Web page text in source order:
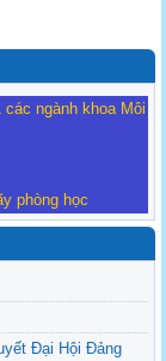
ngành khoa Môi
phòng học
Đại Hội Đảng